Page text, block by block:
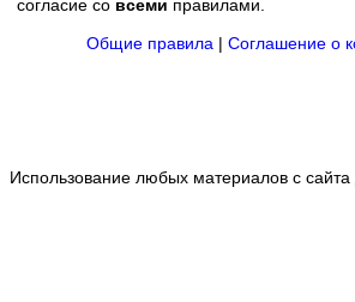
согласие со всеми правилами.
Общие правила | Соглашение о
Использование любых материалов с